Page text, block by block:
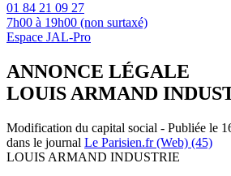
01 84 21 09 27
7h00 à 19h00 (non surtaxé)
Espace JAL-Pro
ANNONCE LÉGALE
LOUIS ARMAND
Modification du capital social - Publiée le
dans le journal Le Parisien.fr (Web) (45)
LOUIS ARMAND INDUSTRIE